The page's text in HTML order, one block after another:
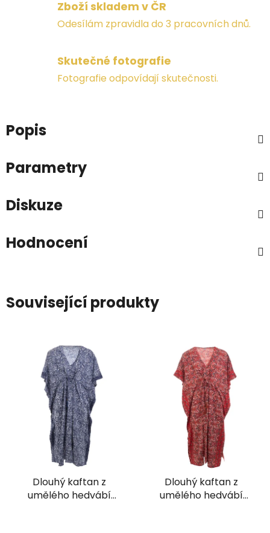
Zboží skladem v ČR
Odesílám zpravidla do 3 pracovních dnů.
Skutečné fotografie
Fotografie odpovídají skutečnosti.
Popis
Parametry
Diskuze
Hodnocení
Související produkty
Dlouhý kaftan z
umělého hedvábí
Dlouhý kaftan z
umělého hedvábí